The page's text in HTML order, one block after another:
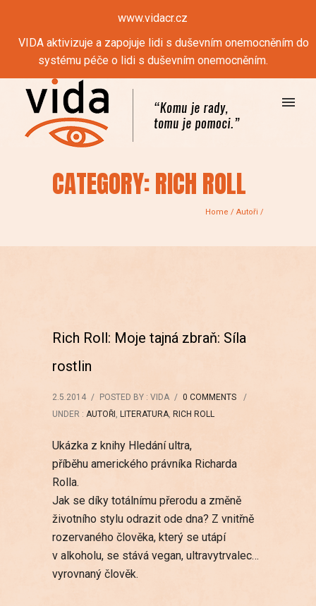
www.vidacr.cz
VIDA aktivizuje a zapojuje lidi s duševním onemocněním do
systému péče o lidi s duševním onemocněním.
CATEGORY: RICH ROLL
Home / Autoři /
Rich Roll: Moje tajná zbraň: Síla
rostlin
2.5.2014 / POSTED BY : VIDA / 0 COMMENTS
/
UNDER : AUTOŘI , LITERATURA, RICH ROLL
Ukázka z knihy Hledání ultra,
příběhu amerického právníka Richarda
Rolla.
Jak se díky totálnímu přerodu a změně
životního stylu odrazit ode dna? Z vnitřně
rozervaného člověka, který se utápí
v alkoholu, se stává vegan, ultravytrvalec…
vyrovnaný člověk.